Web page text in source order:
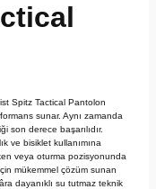
Spitz Tactical Pantolon
sunar. Aynı zamanda
son derece başarılıdır.
ve bisiklet kullanımına
veya oturma pozisyonunda
mükemmel çözüm sunan
dayanıklı su tutmaz teknik